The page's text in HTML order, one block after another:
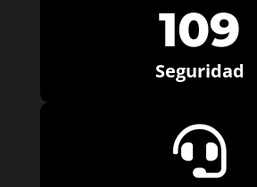
109
Seguridad
